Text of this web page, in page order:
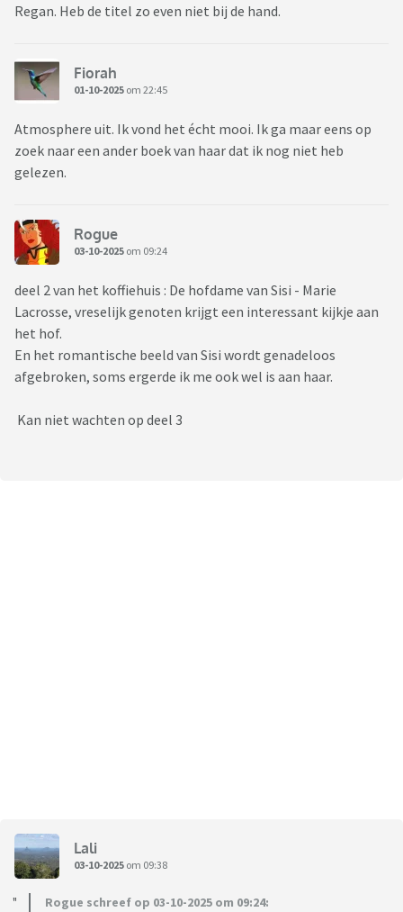
Regan. Heb de titel zo even niet bij de hand.
Fiorah
01-10-2025 om 22:45
Atmosphere uit. Ik vond het écht mooi. Ik ga maar eens op
zoek naar een ander boek van haar dat ik nog niet heb
gelezen.
Rogue
03-10-2025 om 09:24
deel 2 van het koffiehuis : De hofdame van Sisi - Marie
Lacrosse, vreselijk genoten krijgt een interessant kijkje aan
het hof.
En het romantische beeld van Sisi wordt genadeloos
afgebroken, soms ergerde ik me ook wel is aan haar.
Kan niet wachten op deel 3
Lali
03-10-2025 om 09:38
Rogue schreef op 03-10-2025 om 09:24: